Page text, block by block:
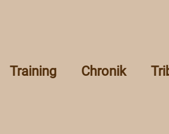
Training Chronik